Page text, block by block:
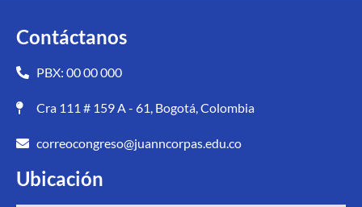
Contáctanos
PBX: 00 00 000
Cra 111 # 159 A - 61, Bogotá, Colombia
correocongreso@juanncorpas.edu.co
Ubicación